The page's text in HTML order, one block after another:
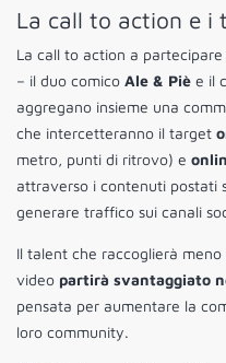
La call to action e i
La call to action a
– il duo comico Ale & Piè e il
aggregano insieme una
che intercetteranno il target
metro, punti di ritrovo) e
attraverso i contenuti postati
generare traffico sui canali
Il talent che raccoglierà
video partirà svantaggiato
pensata per aumentare la
loro community.